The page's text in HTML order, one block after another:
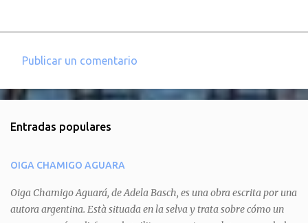
o
e
t
a
r
Publicar un comentario
Entradas populares
OIGA CHAMIGO AGUARA
Oiga Chamigo Aguará, de Adela Basch, es una obra escrita por una
autora argentina. Està situada en la selva y trata sobre cómo un